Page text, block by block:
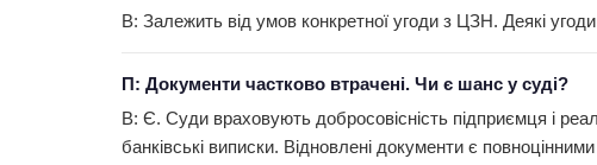
В: Залежить від умов конкретної угоди з ЦЗН. Деякі
П: Документи частково втрачені. Чи є шанс у суді?
В: Є. Суди враховують добросовісність підприємця і
банківські виписки. Відновлені документи є